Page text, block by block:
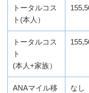
トータルコス
ト(本人）
トータルコス
ト
(本人+家族）
ANAマイル移
なし